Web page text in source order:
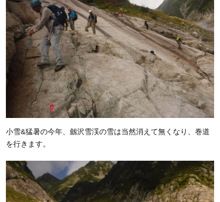
小雪&猛暑の今年、劔沢雪渓の雪は当然消えて無くなり、巻道
を行きます。